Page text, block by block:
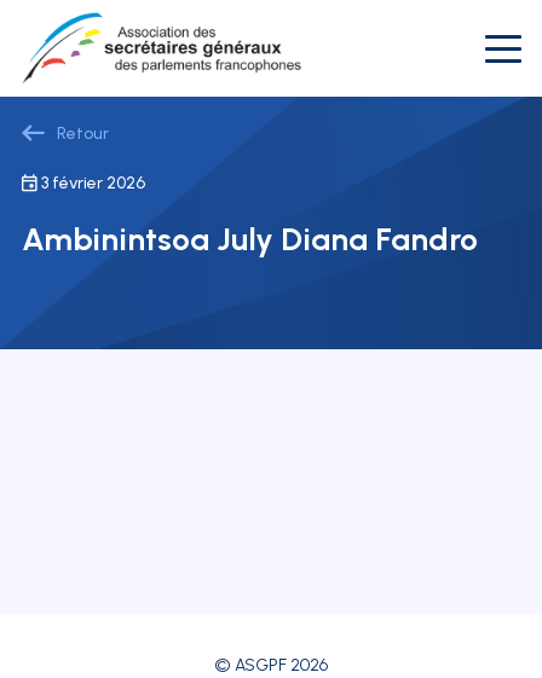
Retour
3 février 2026
Ambinintsoa July Diana Fandro
© ASGPF 2026